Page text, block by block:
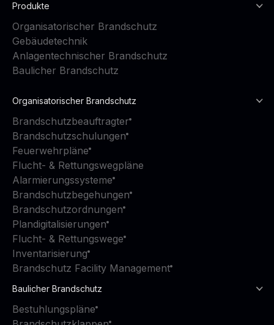
Produkte
Organisatorischer Brandschutz
Gebäudetechnik
Anlagentechnischer Brandschutz
Baulicher Brandschutz
Organisatorischer Brandschutz
Brandschutzbeauftragter
Brandschutzschulungen
Feuerwehrpläne
Flucht- & Rettungswegpläne
Alarmierungssysteme
Brandschutzbegehungen
Brandschutzordnungen
Plandigitalisierungen
Flucht- & Rettungswege
Inventarisierung
Brandschutz Facility Management
Baulicher Brandschutz
Bestuhlungspläne